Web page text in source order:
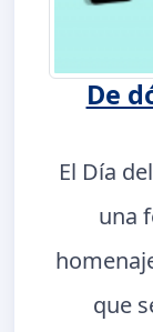
De
El Día
una
que